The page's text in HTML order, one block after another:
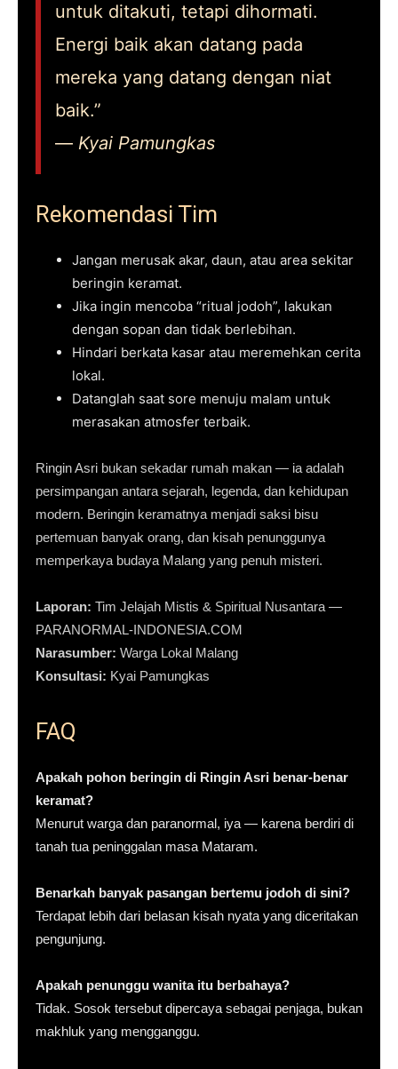
untuk ditakuti, tetapi dihormati.
Energi baik akan datang pada
mereka yang datang dengan niat
baik.”
— Kyai Pamungkas
Rekomendasi Tim
Jangan merusak akar, daun, atau area sekitar
beringin keramat.
Jika ingin mencoba “ritual jodoh”, lakukan
dengan sopan dan tidak berlebihan.
Hindari berkata kasar atau meremehkan cerita
lokal.
Datanglah saat sore menuju malam untuk
merasakan atmosfer terbaik.
Ringin Asri bukan sekadar rumah makan — ia adalah
persimpangan antara sejarah, legenda, dan kehidupan
modern. Beringin keramatnya menjadi saksi bisu
pertemuan banyak orang, dan kisah penunggunya
memperkaya budaya Malang yang penuh misteri.
Laporan: Tim Jelajah Mistis & Spiritual Nusantara —
PARANORMAL-INDONESIA.COM
Narasumber: Warga Lokal Malang
Konsultasi: Kyai Pamungkas
FAQ
Apakah pohon beringin di Ringin Asri benar-benar
keramat?
Menurut warga dan paranormal, iya — karena berdiri di
tanah tua peninggalan masa Mataram.
Benarkah banyak pasangan bertemu jodoh di sini?
Terdapat lebih dari belasan kisah nyata yang diceritakan
pengunjung.
Apakah penunggu wanita itu berbahaya?
Tidak. Sosok tersebut dipercaya sebagai penjaga, bukan
makhluk yang mengganggu.